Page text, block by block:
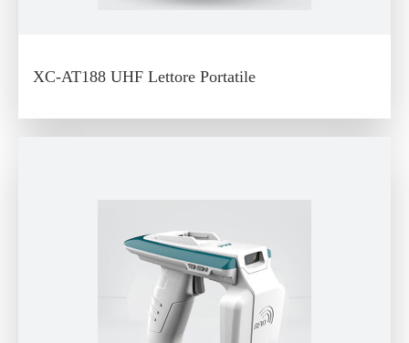
XC-AT188 UHF Lettore Portatile